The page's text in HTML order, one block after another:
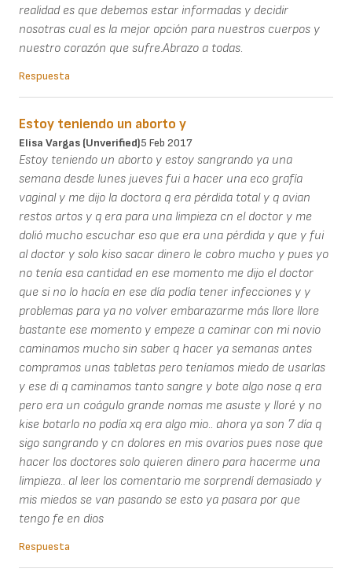
realidad es que debemos estar informadas y decidir
nosotras cual es la mejor opción para nuestros cuerpos y
nuestro corazón que sufre.Abrazo a todas.
Respuesta
Estoy teniendo un aborto y
Elisa Vargas (unverified)5 Feb 2017
Estoy teniendo un aborto y estoy sangrando ya una
semana desde lunes jueves fui a hacer una eco grafía
vaginal y me dijo la doctora q era pérdida total y q avian
restos artos y q era para una limpieza cn el doctor y me
dolió mucho escuchar eso que era una pérdida y que y fui
al doctor y solo kiso sacar dinero le cobro mucho y pues yo
no tenía esa cantidad en ese momento me dijo el doctor
que si no lo hacía en ese día podía tener infecciones y y
problemas para ya no volver embarazarme más llore llore
bastante ese momento y empeze a caminar con mi novio
caminamos mucho sin saber q hacer ya semanas antes
compramos unas tabletas pero teníamos miedo de usarlas
y ese di q caminamos tanto sangre y bote algo nose q era
pero era un coágulo grande nomas me asuste y lloré y no
kise botarlo no podía xq era algo mio.. ahora ya son 7 día q
sigo sangrando y cn dolores en mis ovarios pues nose que
hacer los doctores solo quieren dinero para hacerme una
limpieza.. al leer los comentario me sorprendí demasiado y
mis miedos se van pasando se esto ya pasara por que
tengo fe en dios
Respuesta